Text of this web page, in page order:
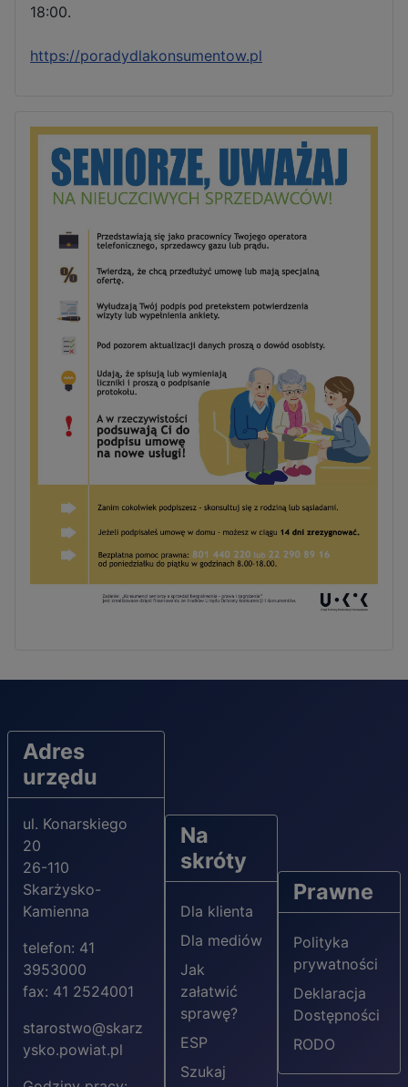
18:00.
https://poradydlakonsumentow.pl
Adres
urzędu
ul. Konarskiego
20
26-110
Skarżysko-
Kamienna
telefon: 41
3953000
fax: 41 2524001
starostwo@skarz
ysko.powiat.pl
Na
skróty
Dla klienta
Dla mediów
Jak
załatwić
sprawę?
ESP
Szukaj
Prawne
Polityka
prywatności
Deklaracja
Dostępności
RODO